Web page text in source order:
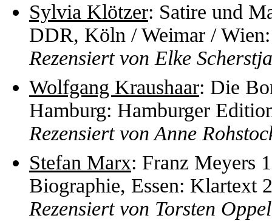
Sylvia Klötzer: Satire und
DDR, Köln / Weimar /
Rezensiert von Elke
Wolfgang Kraushaar: Die
Hamburg: Hamburger
Rezensiert von Anne
Stefan Marx: Franz Meyers
Biographie, Essen: Klartext
Rezensiert von Torsten